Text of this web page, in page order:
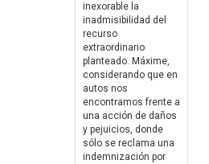
inexorable la
inadmisibilidad del
recurso
extraordinario
planteado. Máxime,
considerando que en
autos nos
encontramos frente a
una acción de daños
y pejuicios, donde
sólo se reclama una
indemnización por